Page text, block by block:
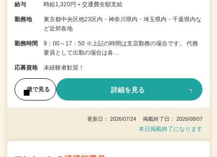
給与 時給1,320円＋交通費全額支給
勤務地
東京都中央区他23区内・神奈川県内・埼玉県内・千葉県内な
ど近郊各地
勤務時間
9：00～17：50 ※上記の時間は支店勤務の場合です。 代務
要員として出勤の場合は各…
応募資格 未経験者歓迎！
後で見る 詳細を見る
更新日： 2026/07/24 掲載終了日： 2026/08/07
本日掲載終了になります